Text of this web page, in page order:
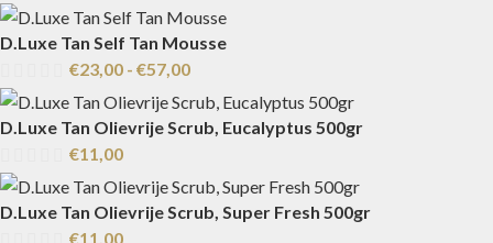
D.Luxe Tan Self Tan Mousse
€23,00 - €57,00
D.Luxe Tan Olievrije Scrub, Eucalyptus 500gr
€11,00
D.Luxe Tan Olievrije Scrub, Super Fresh 500gr
€11,00